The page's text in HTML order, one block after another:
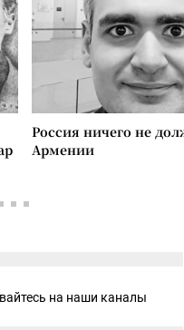
Россия ничего не
Армении
на наши каналы